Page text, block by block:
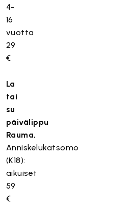
4-
16
vuotta
29
€
La
tai
su
päivälippu
Rauma,
Anniskelukatsomo
(K18):
aikuiset
59
€